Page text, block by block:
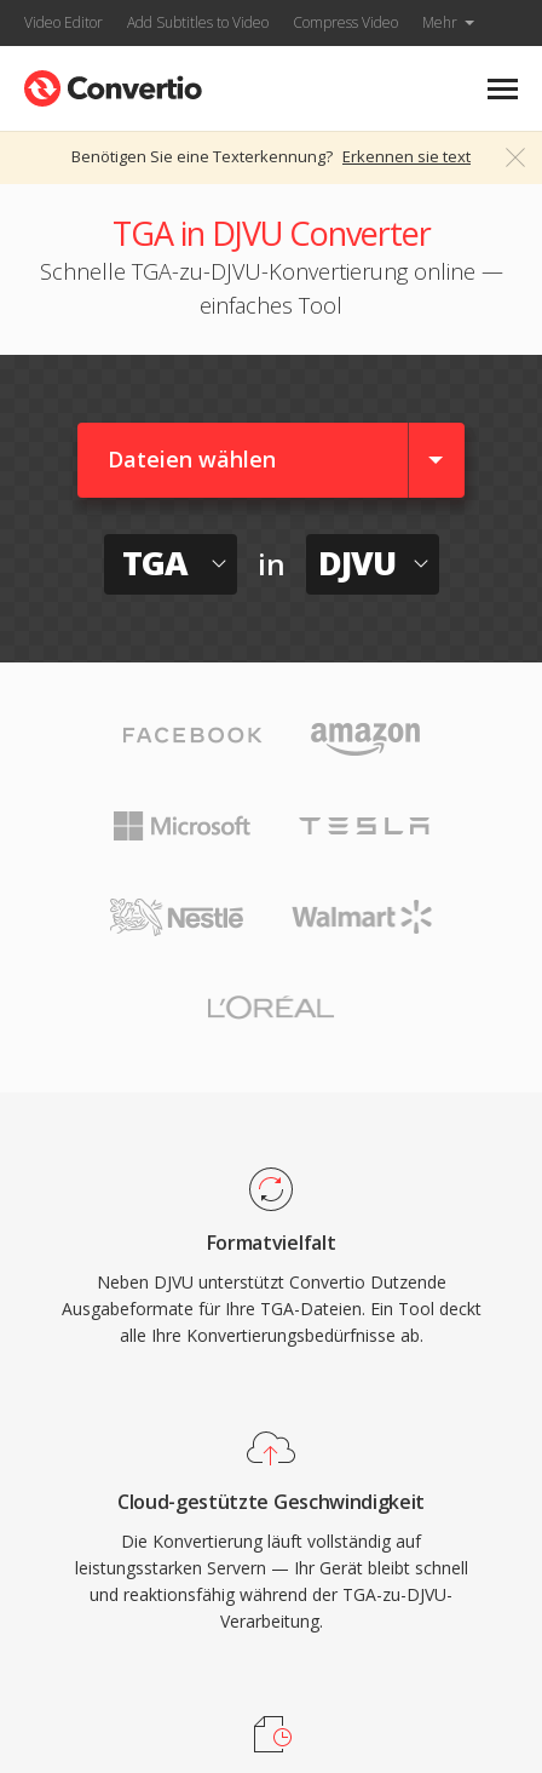
Video Editor Add Subtitles to Video Compress Video Mehr
Benötigen Sie eine Texterkennung? Erkennen sie text
TGA in DJVU Converter
Schnelle TGA-zu-DJVU-Konvertierung online —
einfaches Tool
Dateien wählen
TGA in DJVU
Formatvielfalt
Neben DJVU unterstützt Convertio Dutzende
Ausgabeformate für Ihre TGA-Dateien. Ein Tool deckt
alle Ihre Konvertierungsbedürfnisse ab.
Cloud-gestützte Geschwindigkeit
Die Konvertierung läuft vollständig auf
leistungsstarken Servern — Ihr Gerät bleibt schnell
und reaktionsfähig während der TGA-zu-DJVU-
Verarbeitung.